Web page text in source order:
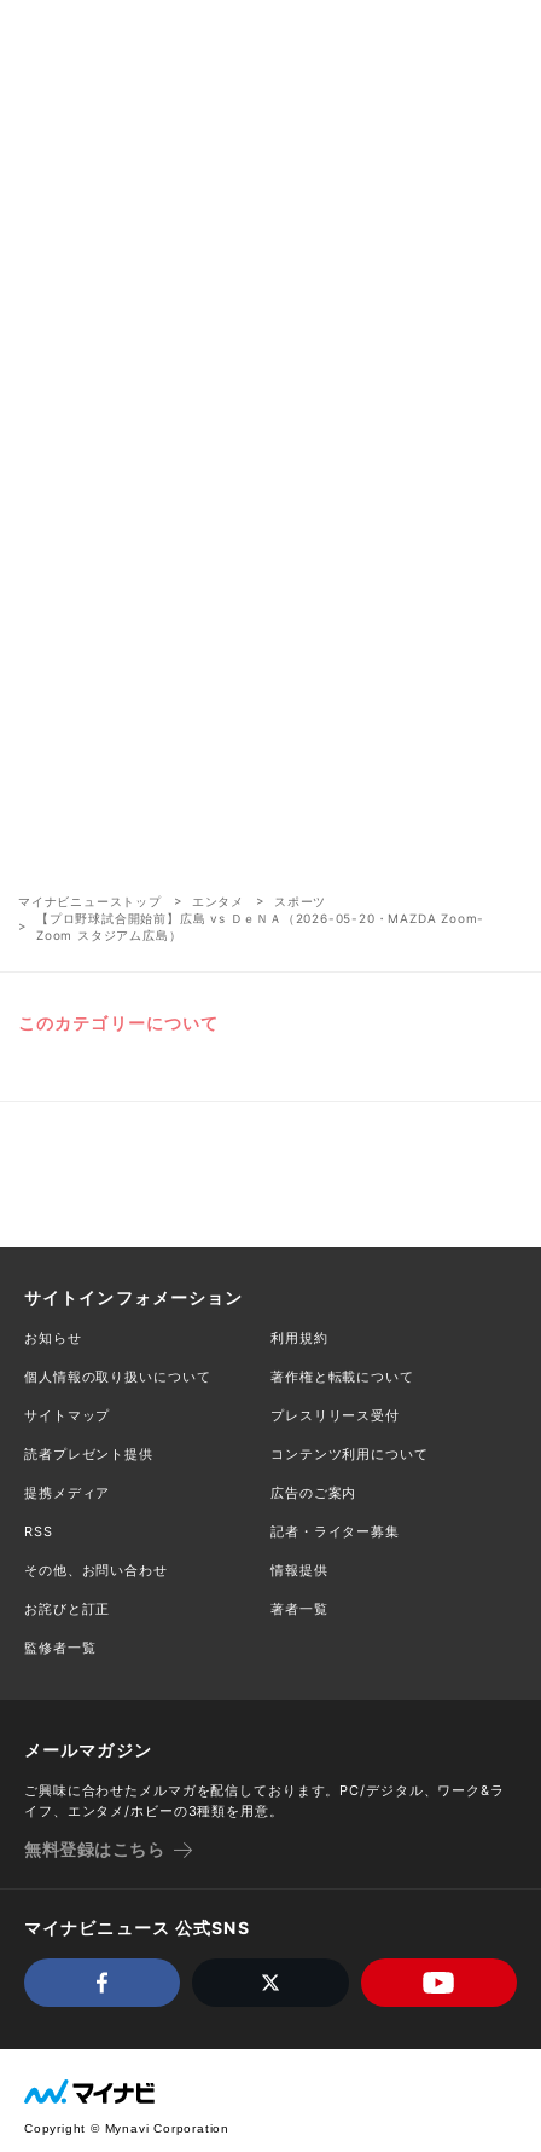
マイナビニューストップ エンタメ
スポーツ
【プロ野球試合開始前】広島 vs ＤｅＮＡ（2026-05-20・MAZDA Zoom-
Zoom スタジアム広島）
このカテゴリーについて
サイトインフォメーション
お知らせ 利用規約
個人情報の取り扱いについて 著作権と転載について
サイトマップ プレスリリース受付
読者プレゼント提供 コンテンツ利用について
提携メディア 広告のご案内
RSS 記者・ライター募集
その他、お問い合わせ 情報提供
お詫びと訂正 著者一覧
監修者一覧
メールマガジン
ご興味に合わせたメルマガを配信しております。PC/デジタル、ワーク&ラ
イフ、エンタメ/ホビーの3種類を用意。
無料登録はこちら
マイナビニュース 公式SNS
Copyright © Mynavi Corporation